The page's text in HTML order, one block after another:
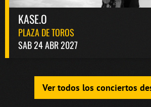
KASE.O
PLAZA DE TOROS
SAB 24 ABR 2027
Ver todos los conciertos